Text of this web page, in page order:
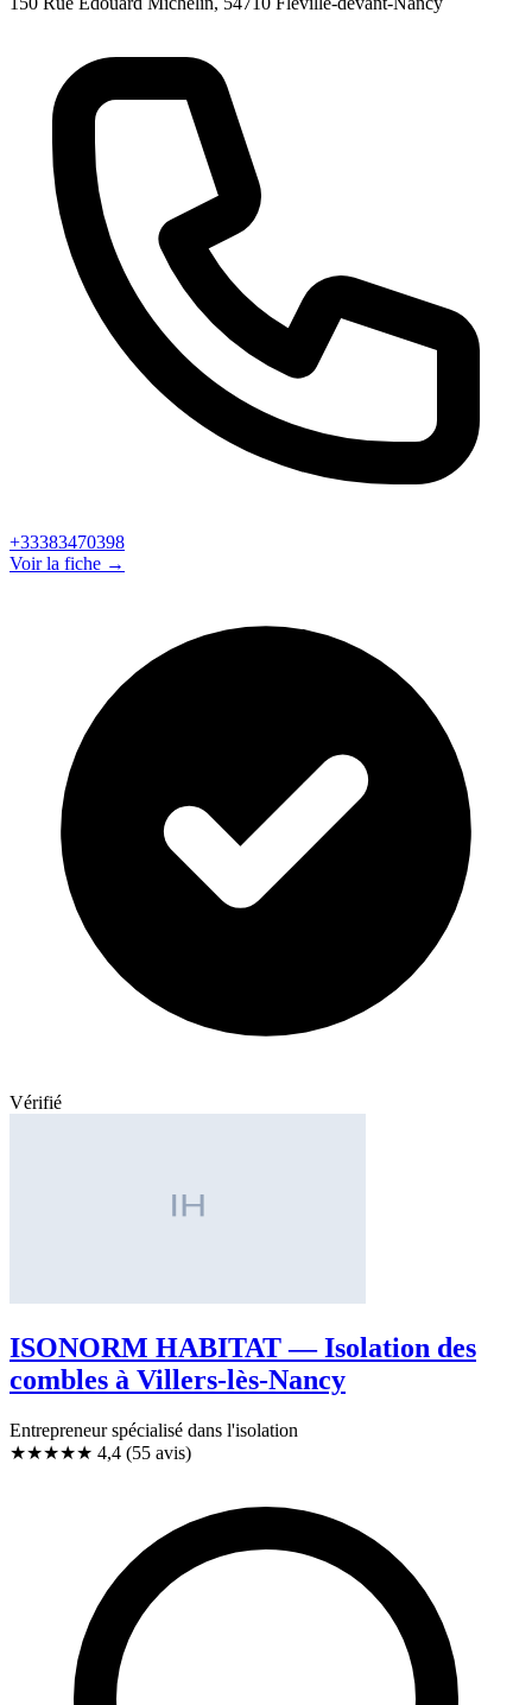
+33383470398
Voir la fiche →
Vérifié
ISONORM HABITAT — Isolation des
combles à Villers-lès-Nancy
Entrepreneur spécialisé dans l'isolation
★★★★★ 4,4 (55 avis)